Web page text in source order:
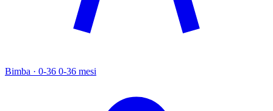
Bimba · 0-36 0-36 mesi